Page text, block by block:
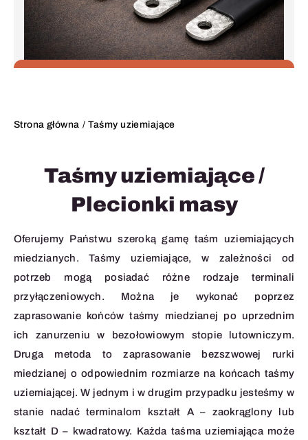
Strona główna Taśmy uziemiające
Taśmy uziemiające /
Plecionki masy
Oferujemy Państwu szeroką gamę taśm uziemiających
miedzianych. Taśmy uziemiające, w zależności od
potrzeb mogą posiadać różne rodzaje terminali
przyłączeniowych. Można je wykonać poprzez
zaprasowanie końców taśmy miedzianej po uprzednim
ich zanurzeniu w bezołowiowym stopie lutowniczym.
Druga metoda to zaprasowanie bezszwowej rurki
miedzianej o odpowiednim rozmiarze na końcach taśmy
uziemiającej. W jednym i w drugim przypadku jesteśmy w
stanie nadać terminalom kształt A – zaokrąglony lub
kształt D – kwadratowy. Każda taśma uziemiająca może